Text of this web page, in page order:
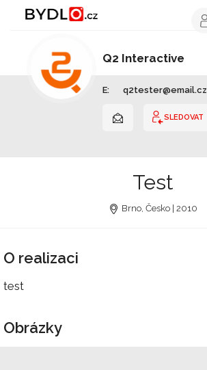
Q2 Interactive
E: q2tester@email.cz
SLEDOVAT
Test
Brno, Česko | 2010
O realizaci
test
Obrázky